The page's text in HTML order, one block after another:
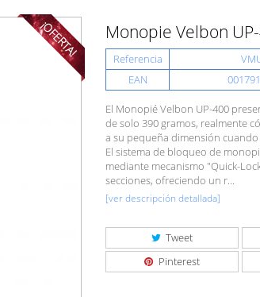
¡OFERTA! Monopie Velbon
Referencia
EAN
El Monopié Velbon UP-400
de solo 390 gramos, realmente
a su pequeña dimensión cuando
El sistema de bloqueo de
mediante mecanismo "Quick-
secciones, ofreciendo un r...
[ver descripción detallada]
Tweet
Pinterest